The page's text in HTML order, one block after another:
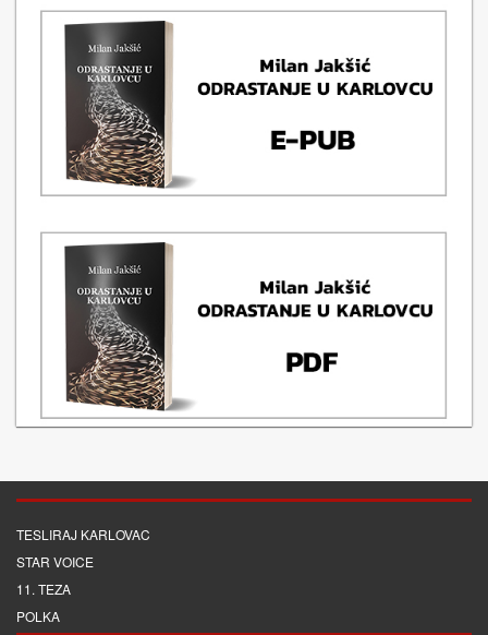
TESLIRAJ KARLOVAC
STAR VOICE
11. TEZA
POLKA